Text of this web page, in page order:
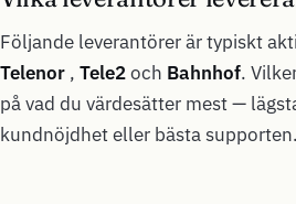
Följande leverantörer är typiskt
Telenor , Tele2och Bahnhof.
på vad du värdesätter mest —
kundnöjdhet eller bästa supporten.